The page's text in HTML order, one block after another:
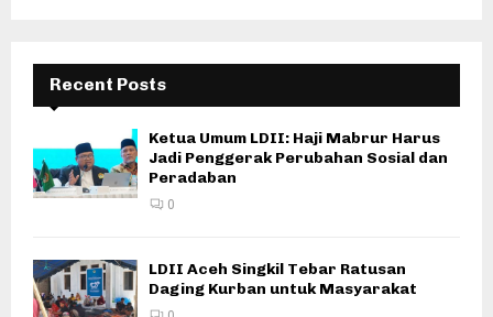
Recent Posts
Ketua Umum LDII: Haji Mabrur Harus
Jadi Penggerak Perubahan Sosial dan
Peradaban
0
LDII Aceh Singkil Tebar Ratusan
Daging Kurban untuk Masyarakat